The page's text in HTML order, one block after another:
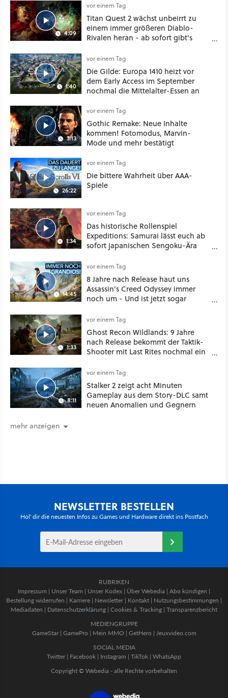
4:09
vor einem Tag
Titan Quest 2 wächst unbeirrt zu
einem immer größeren Diablo-
Rivalen heran - ab sofort gibt's
Klasse
1:40
vor einem Tag
Die Gilde: Europa 1410 heizt vor
dem Early Access im September
nochmal die Mittelalter-Essen an
3:13
vor einem Tag
Gothic Remake: Neue Inhalte
kommen! Fotomodus, Marvin-
Mode und mehr bestätigt
26:22
vor einem Tag
Die bittere Wahrheit über AAA-
Spiele
1:34
vor einem Tag
Das historische Rollenspiel
Expeditions: Samurai lässt euch ab
sofort japanischen Sengoku-Ära
oder Diplomatie
14:45
vor einem Tag
8 Jahre nach Release haut uns
Assassin's Creed Odyssey immer
noch um - Und ist jetzt sogar
1:33
vor einem Tag
Ghost Recon Wildlands: 9 Jahre
nach Release bekommt der Taktik-
Shooter mit Last Rites nochmal ein
8:11
vor einem Tag
Stalker 2 zeigt acht Minuten
Gameplay aus dem Story-DLC samt
neuen Anomalien und Gegnern
mehr anzeigen
NEWSLETTER BESTELLEN
Hol' dir die neuesten Infos zu Games und Hardware direkt ins Postfach
RUBRIKEN
Impressum | Unser Team | Unser Kodex | Über Webedia | Abo kündigen |
Bestellung widerrufen | Karriere | Newsletter | Kontakt | Nutzungsbestimmungen |
Mediadaten | Datenschutzerklärung | Cookies & Tracking | Transparenzbericht
MEDIENGRUPPE
GameStar| GamePro | Mein MMO | GetHero | Jeuxvideo.com
SOCIAL MEDIA
Twitter | Facebook | Instagram | TikTok | WhatsApp
Copyright © Webedia - alle Rechte vorbehalten